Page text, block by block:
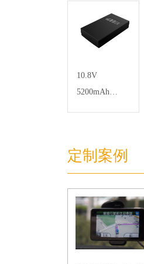
10.8V
5200mAh
定制案例